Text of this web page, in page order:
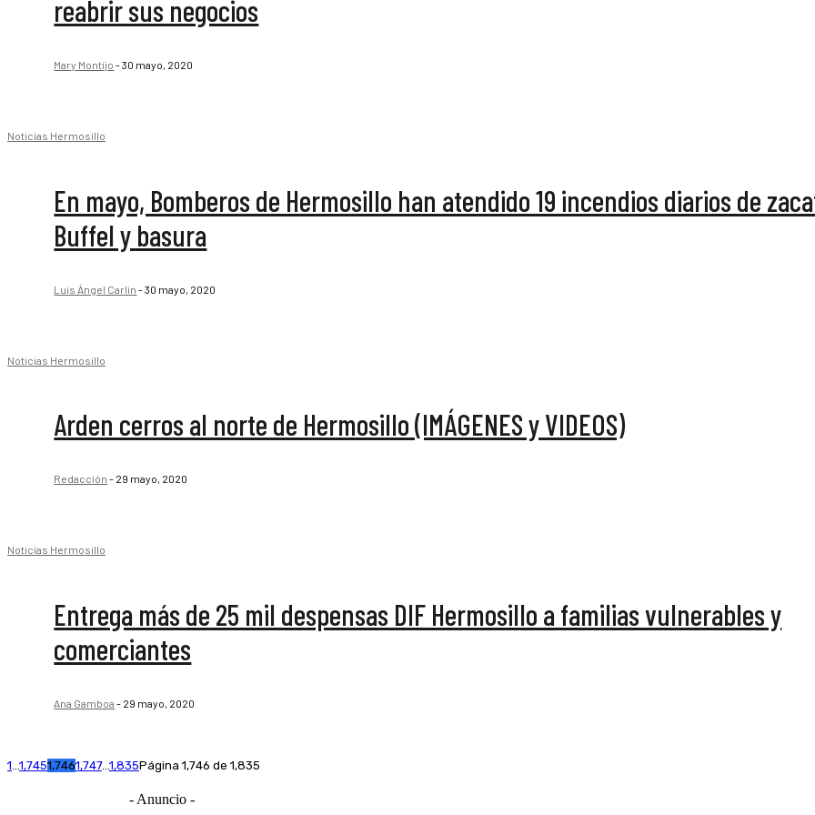
reabrir sus negocios
Mary Montijo -30 mayo, 2020
Noticias Hermosillo
En mayo, Bomberos de Hermosillo han atendido 19 incendios diarios de
Buffel y basura
Luis Ángel Carlin -30 mayo, 2020
Noticias Hermosillo
Arden cerros al norte de Hermosillo (IMÁGENES y VIDEOS)
Redacción - 29 mayo, 2020
Noticias Hermosillo
Entrega más de 25 mil despensas DIF Hermosillo a familias vulnerables y
comerciantes
Ana Gamboa - 29 mayo, 2020
1 1,7451,7461,747... 1,835Página 1,746 de 1,835
- Anuncio -